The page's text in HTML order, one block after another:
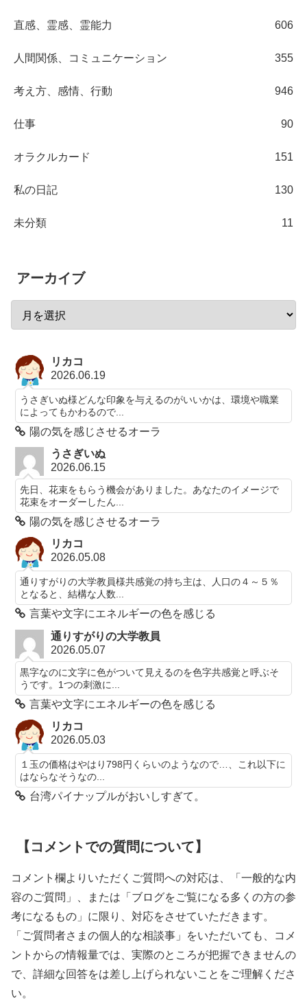
直感、霊感、霊能力 606
人間関係、コミュニケーション 355
考え方、感情、行動 946
仕事 90
オラクルカード 151
私の日記 130
未分類 11
アーカイブ
リカコ
2026.06.19
うさぎいぬ様どんな印象を与えるのがいいかは、環境や職業
によってもかわるので...
陽の気を感じさせるオーラ
うさぎいぬ
2026.06.15
先日、花束をもらう機会がありました。あなたのイメージで
花束をオーダーしたん...
陽の気を感じさせるオーラ
リカコ
2026.05.08
通りすがりの大学教員様共感覚の持ち主は、人口の４～５％
となると、結構な人数...
言葉や文字にエネルギーの色を感じる
通りすがりの大学教員
2026.05.07
黒字なのに文字に色がついて見えるのを色字共感覚と呼ぶそ
うです。1つの刺激に...
言葉や文字にエネルギーの色を感じる
リカコ
2026.05.03
１玉の価格はやはり798円くらいのようなので…、これ以下に
はならなそうなの...
台湾パイナップルがおいしすぎて。
【コメントでの質問について】
コメント欄よりいただくご質問への対応は、「一般的な内
容のご質問」、または「ブログをご覧になる多くの方の参
考になるもの」に限り、対応をさせていただきます。
「ご質問者さまの個人的な相談事」をいただいても、コメ
ントからの情報量では、実際のところが把握できませんの
で、詳細な回答をは差し上げられないことをご理解くださ
い。